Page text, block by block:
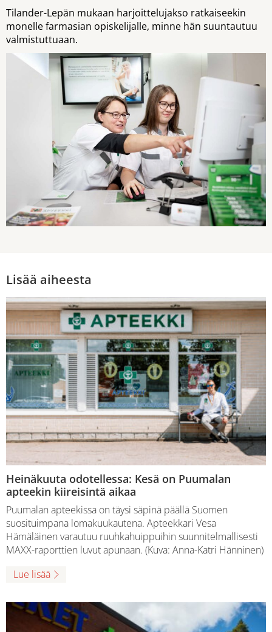
Tilander-Lepän mukaan harjoittelujakso ratkaiseekin
monelle farmasian opiskelijalle, minne hän suuntautuu
valmistuttuaan.
Lisää aiheesta
Heinäkuuta odotellessa: Kesä on Puumalan
apteekin kiireisintä aikaa
Puumalan apteekissa on täysi säpinä päällä Suomen
suosituimpana lomakuukautena. Apteekkari Vesa
Hämäläinen varautuu ruuhkahuippuihin suunnitelmallisesti
MAXX-raporttien luvut apunaan. (Kuva: Anna-Katri Hänninen)
Lue lisää